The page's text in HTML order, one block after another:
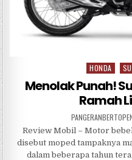
Posted
HONDA
Menolak Punah!
Ramah
Review Mobil – Motor
disebut moped tampaknya
dalam beberapa tahun